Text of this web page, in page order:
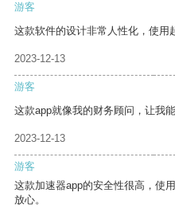
游客
这款软件的设计非常人性化，使用
2023-12-13
游客
这款app就像我的财务顾问，让我
2023-12-13
游客
这款加速器app的安全性很高，使
放心。